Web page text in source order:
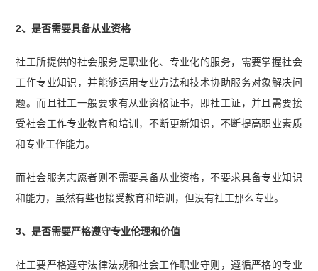
2、是否需要具备从业资格
社工所提供的社会服务是职业化、专业化的服务，需要掌握社会
工作专业知识，并能够运用专业方法和技术协助服务对象解决问
题。而且社工一般要求有从业资格证书，即社工证，并且需要接
受社会工作专业教育和培训，不断更新知识，不断提高职业素质
和专业工作能力。
而社会服务志愿者则不需要具备从业资格，不要求具备专业知识
和能力，虽然有些也接受教育和培训，但没有社工那么专业。
3、是否需要严格遵守专业伦理和价值
社工要严格遵守法律法规和社会工作职业守则，遵循严格的专业